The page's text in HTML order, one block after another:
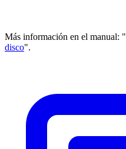
Más información en el manual: "
disco".